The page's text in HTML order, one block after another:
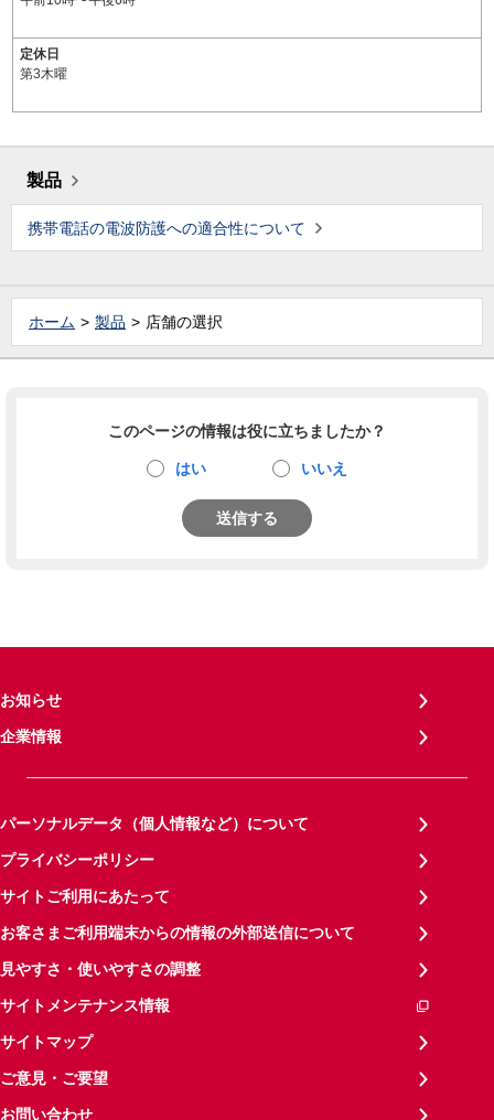
定休日
第3木曜
製品
携帯電話の電波防護への適合性について
ホーム 製品 店舗の選択
このページの情報は役に立ちましたか？
はい いいえ
送信する
お知らせ
企業情報
パーソナルデータ（個人情報など）について
プライバシーポリシー
サイトご利用にあたって
お客さまご利用端末からの情報の外部送信について
見やすさ・使いやすさの調整
サイトメンテナンス情報
サイトマップ
ご意見・ご要望
お問い合わせ